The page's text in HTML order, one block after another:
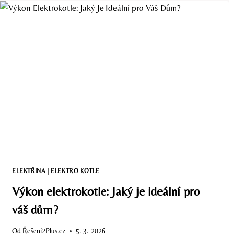
ELEKTŘINA ELEKTRO KOTLE
Výkon elektrokotle: Jaký je ideální pro
váš dům?
Od Řešení2Plus.cz 5. 3. 2026